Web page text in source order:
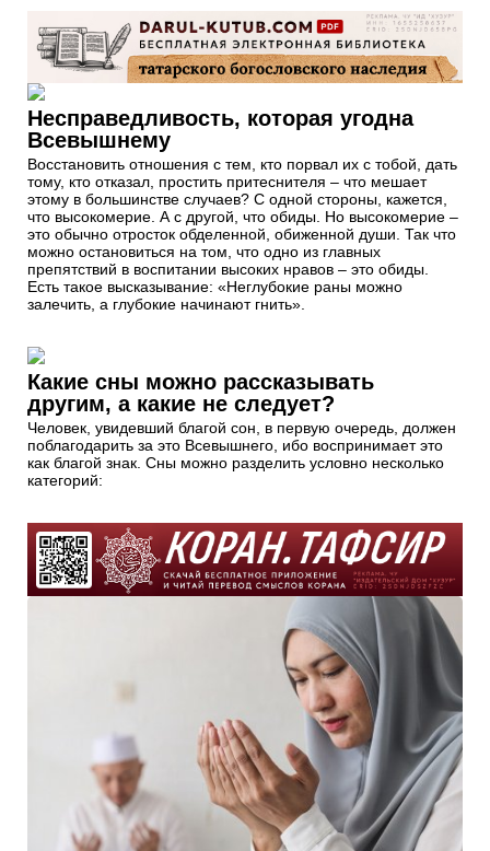
Несправедливость, которая угодна
Всевышнему
Восстановить отношения с тем, кто порвал их с тобой, дать
тому, кто отказал, простить притеснителя – что мешает
этому в большинстве случаев? С одной стороны, кажется,
что высокомерие. А с другой, что обиды. Но высокомерие –
это обычно отросток обделенной, обиженной души. Так что
можно остановиться на том, что одно из главных
препятствий в воспитании высоких нравов – это обиды.
Есть такое высказывание: «Неглубокие раны можно
залечить, а глубокие начинают гнить».
Какие сны можно рассказывать
другим, а какие не следует?
Человек, увидевший благой сон, в первую очередь, должен
поблагодарить за это Всевышнего, ибо воспринимает это
как благой знак. Сны можно разделить условно несколько
категорий: